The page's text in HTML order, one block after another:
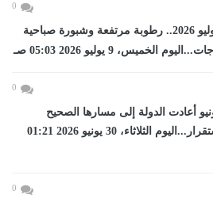
0
طقس الخميس 9 يوليو 2026.. رطوبة مرتفعة وشبورة صباحية
9 يوليو 2026 05:03 صـ
0
ثورة 30 يونيو أعادت الدولة إلى مسارها الصحيح
ورسخت دعائم الاستقرار...اليوم الثلاثاء، 30 يونيو 2026 01:21
0